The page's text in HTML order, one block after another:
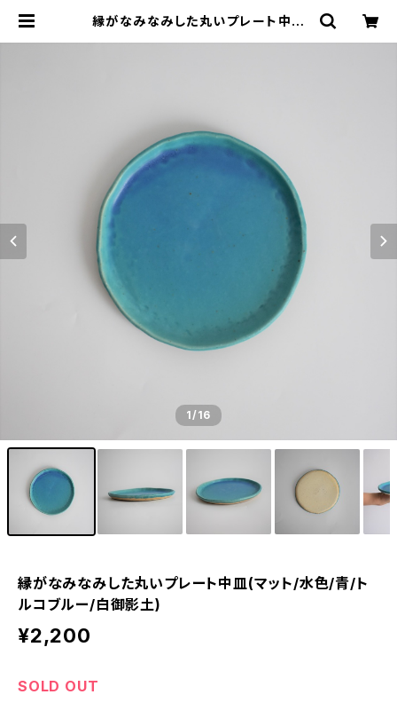
縁がなみなみした丸いプレート中皿
1/16
縁がなみなみした丸いプレート中皿(マット/水色/青/ト
ルコブルー/白御影土)
¥2,200
SOLD OUT